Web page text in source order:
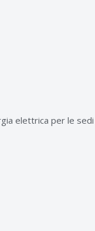
elettrica per le sedi